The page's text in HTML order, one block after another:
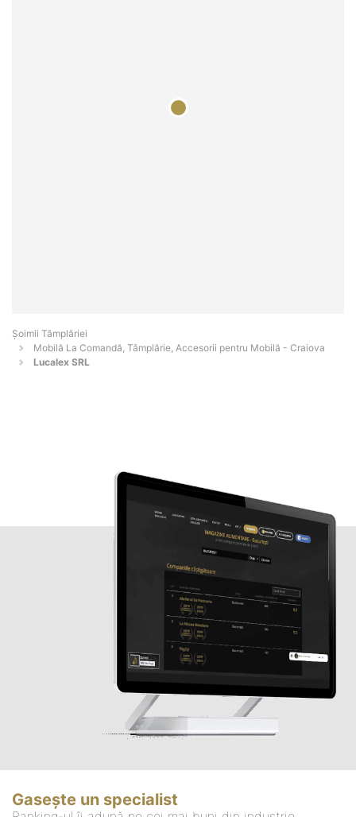
Șoimii Tâmplăriei
Mobilă La Comandă, Tâmplărie, Accesorii pentru Mobilă - Craiova
Lucalex SRL
Gasește un specialist